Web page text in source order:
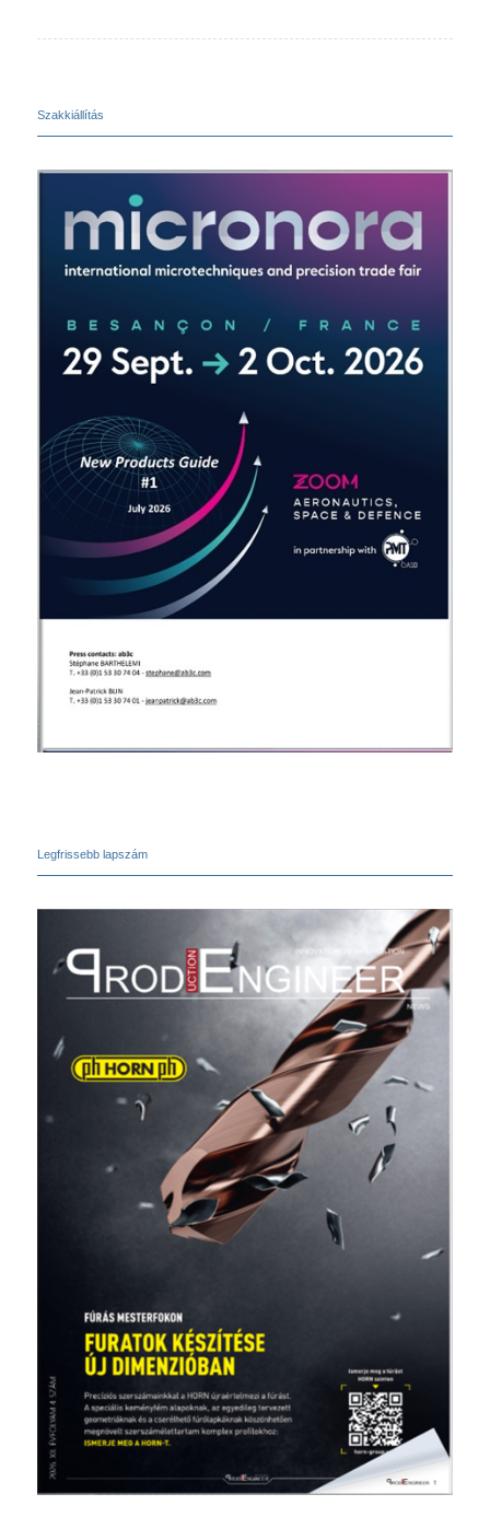
Szakkiállítás
Legfrissebb lapszám